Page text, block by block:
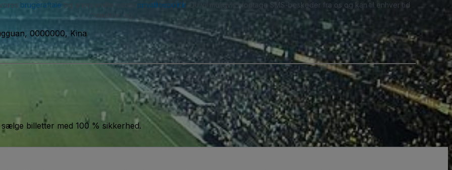
brugeraftale privatlivspolitik . Du vil muligvis modtage SMS-beskeder fra os og kan til enhver tid
framelde dig.
0000000, Kina
billetter med 100 % sikkerhed.